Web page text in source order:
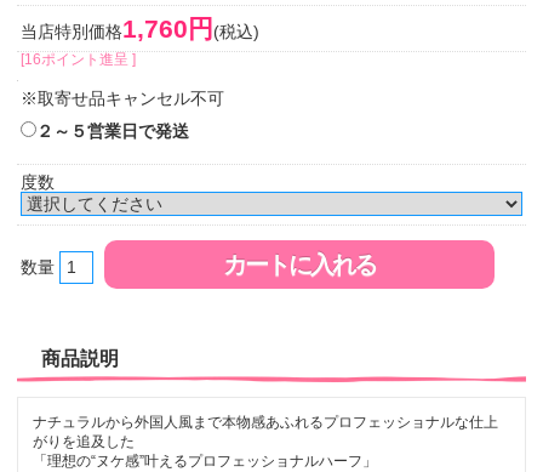
当店特別価格1,760円 (税込)
[16ポイント進呈 ]
※取寄せ品キャンセル不可
２～５営業日で発送
度数
数量
商品説明
ナチュラルから外国人風まで本物感あふれるプロフェッショナルな仕上
がりを追及した
「理想の“ヌケ感”叶えるプロフェッショナルハーフ」